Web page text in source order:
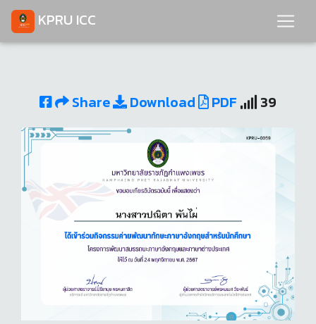
KPRU ICC
Share Download PDF 39